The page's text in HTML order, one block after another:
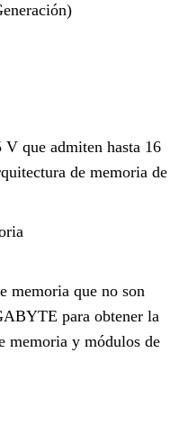
que admiten hasta 16
de memoria de
memoria que no son
para obtener la
memoria y módulos de